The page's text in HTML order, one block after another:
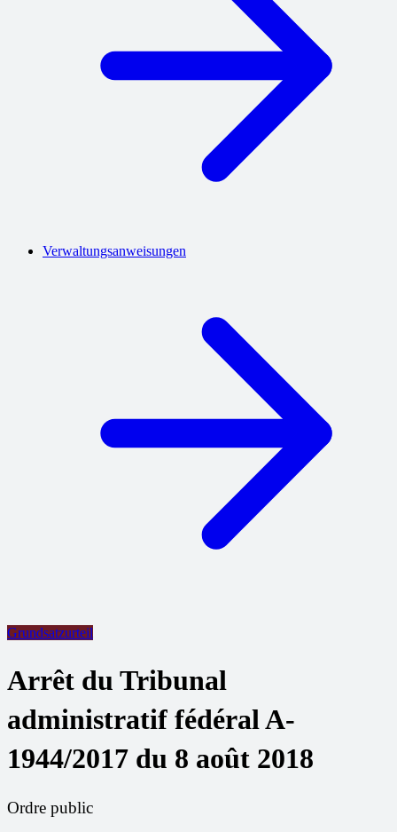
Verwaltungsanweisungen
Grundsatzurteil
Arrêt du Tribunal
administratif fédéral A-
1944/2017 du 8 août 2018
Ordre public